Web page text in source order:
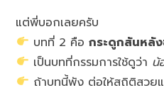
แต่พี่บอกเลยครับ
บทที่ 2 คือ กระดูกสันหลั
เป็นบทที่กรรมการใช้ดูว่า น้
ถ้าบทนี้พัง ต่อให้สถิติสวย